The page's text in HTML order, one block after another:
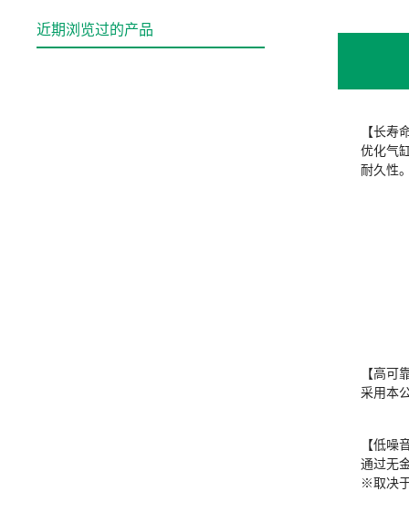
【长寿
优化气
耐久性
【高可
采用本
【低噪
通过无
※取决
近期浏览过的产品